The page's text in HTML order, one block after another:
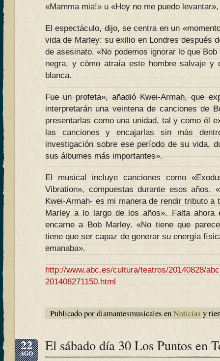
«Mamma mia!» u «Hoy no me puedo
El espectáculo, dijo, se centra en un
vida de Marley: su exilio en Londres después
de asesinato. «No podemos ignorar lo que
negra, y cómo atraía este hombre salvaje y
blanca.
Fue un profeta», añadió Kwei-Armah, que
interpretarán una veintena de canciones de
presentarlas como una unidad, tal y como él
las canciones y encajarlas sin más
investigación sobre ese período de su vida,
sus álbumes más importantes».
El musical incluye canciones como
Vibration», compuestas durante esos años.
Kwei-Armah- es mi manera de rendir tributo a
Marley a lo largo de los años». Falta ahora
encarne a Bob Marley. «No tiene que
tiene que ser capaz de generar su energía
emanaba».
http://www.abc.es/cultura/teatros/20140828/
201408271150.html
Publicado por diamantesmusicales enNoticias y
22
AGO El sábado día 30 Los Puntos en